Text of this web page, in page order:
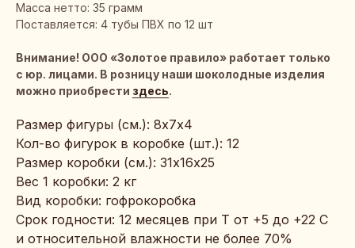
Масса нетто: 35 грамм
Поставляется: 4 тубы ПВХ по 12 шт
Внимание! ООО «Золотое правило» работает только
с юр. лицами. В розницу наши шоколодные изделия
можно приобрести здесь.
Размер фигуры (см.): 8х7х4
Кол-во фигурок в коробке (шт.): 12
Размер коробки (см.): 31х16х25
Вес 1 коробки: 2 кг
Вид коробки: гофрокоробка
Срок годности: 12 месяцев при Т от +5 до +22 С
и относительной влажности не более 70%